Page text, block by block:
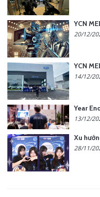
20/12/
14/12/
13/12/
28/11/